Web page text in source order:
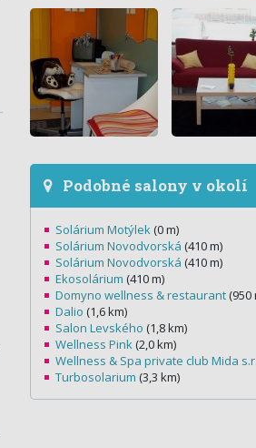
Podobné salony v okolí
Solárium Motýlek (0 m)
Solárium Novodvorská (410 m)
Solárium Novodvorská (410 m)
Ekosolárium (410 m)
Domyno wellness & restaurant (950
Dalio (1,6 km)
Salon Levského (1,8 km)
Wellness Pink (2,0 km)
Wellness & Spa private club Mida
Turbosolarium (3,3 km)